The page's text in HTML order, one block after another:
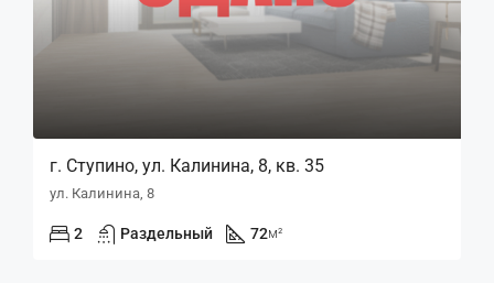
г. Ступино, ул. Калинина, 8, кв. 35
ул. Калинина, 8
2 Раздельный 72м²